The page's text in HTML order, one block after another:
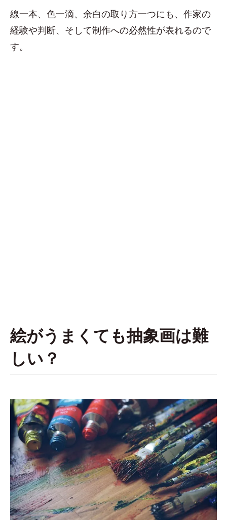
線一本、色一滴、余白の取り方一つにも、作家の
経験や判断、そして制作への必然性が表れるので
す。
絵がうまくても抽象画は難
しい？